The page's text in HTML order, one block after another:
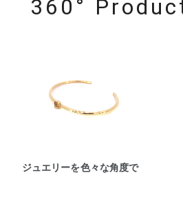
360°
ジュエリーを色々な角度で